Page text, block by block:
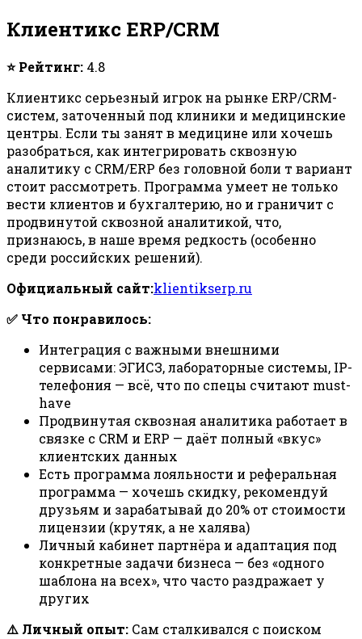
Клиентикс ERP/CRM
⭐ Рейтинг: 4.8
Клиентикс серьезный игрок на рынке ERP/CRM-
систем, заточенный под клиники и медицинские
центры. Если ты занят в медицине или хочешь
разобраться, как интегрировать сквозную
аналитику с CRM/ERP без головной боли т вариант
стоит рассмотреть. Программа умеет не только
вести клиентов и бухгалтерию, но и граничит с
продвинутой сквозной аналитикой, что,
признаюсь, в наше время редкость (особенно
среди российских решений).
Официальный сайт:klientikserp.ru
✅ Что понравилось:
Интеграция с важными внешними
сервисами: ЭГИСЗ, лабораторные системы, IP-
телефония — всё, что по спецы считают must-
have
Продвинутая сквозная аналитика работает в
связке с CRM и ERP — даёт полный «вкус»
клиентских данных
Есть программа лояльности и реферальная
программа — хочешь скидку, рекомендуй
друзьям и зарабатывай до 20% от стоимости
лицензии (крутяк, а не халява)
Личный кабинет партнёра и адаптация под
конкретные задачи бизнеса — без «одного
шаблона на всех», что часто раздражает у
других
⚠️ Личный опыт: Сам сталкивался с поиском